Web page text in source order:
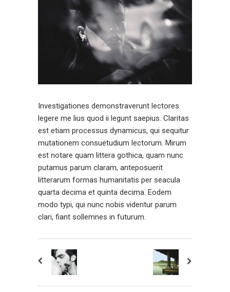
Investigationes demonstraverunt lectores
legere me lius quod ii legunt saepius. Claritas
est etiam processus dynamicus, qui sequitur
mutationem consuetudium lectorum. Mirum
est notare quam littera gothica, quam nunc
putamus parum claram, anteposuerit
litterarum formas humanitatis per seacula
quarta decima et quinta decima. Eodem
modo typi, qui nunc nobis videntur parum
clari, fiant sollemnes in futurum.